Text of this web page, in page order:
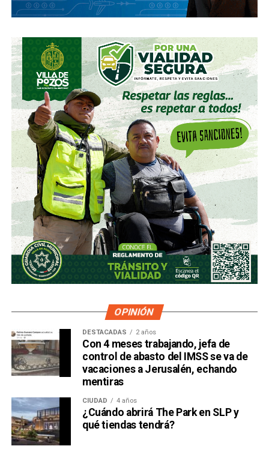
OPINIÓN
DESTACADAS 2 años
Con 4 meses trabajando, jefa de
control de abasto del IMSS se va de
vacaciones a Jerusalén, echando
mentiras
CIUDAD 4 años
¿Cuándo abrirá The Park en SLP y
qué tiendas tendrá?